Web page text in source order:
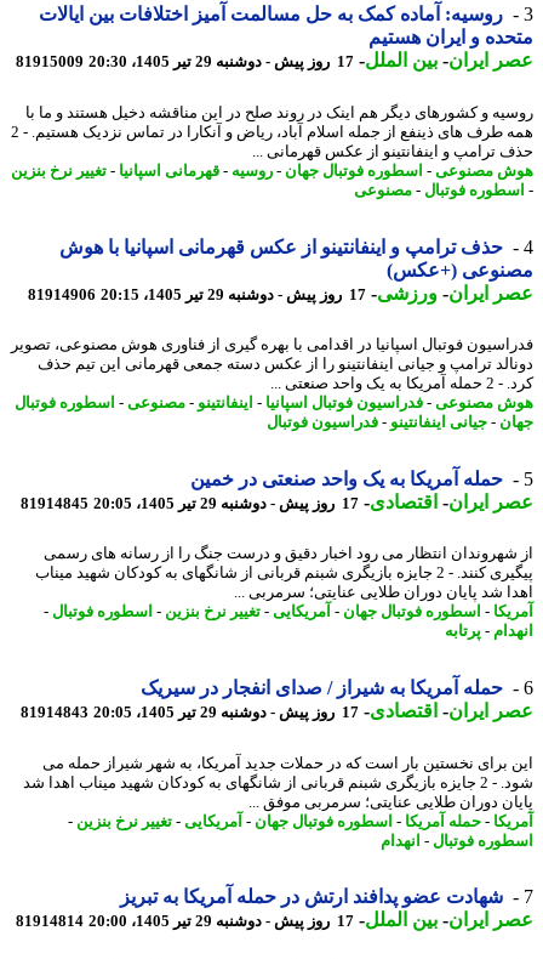
روسیه: آماده کمک به حل مسالمت آمیز اختلافات بین ایالات
و ایران هستیم
ایران- بین الملل-17 روز پیش - دوشنبه 29 تیر 1405، 20:30 81915009
و کشورهای دیگر هم اینک در روند صلح در این مناقشه دخیل هستند و ما با
همه طرف های ذینفع از جمله اسلام آباد، ریاض و آنکارا در تماس نزدیک هستیم. - 2
ترامپ و اینفانتینو از عکس قهرمانی ...
مصنوعی-اسطوره فوتبال جهان-روسیه-قهرمانی اسپانیا-تغییر نرخ بنزین
فوتبال-مصنوعی
حذف ترامپ و اینفانتینو از عکس قهرمانی اسپانیا با هوش
(+عکس)
ایران- ورزشی-17 روز پیش - دوشنبه 29 تیر 1405، 20:15 81914906
فوتبال اسپانیا در اقدامی با بهره گیری از فناوری هوش مصنوعی، تصویر
ترامپ و جیانی اینفانتینو را از عکس دسته جمعی قهرمانی این تیم حذف
یک واحد صنعتی ...
مصنوعی-فدراسیون فوتبال اسپانیا-اینفانتینو-مصنوعی-اسطوره فوتبال
-جیانی اینفانتینو-فدراسیون فوتبال
حمله آمریکا به یک واحد صنعتی در خمین
ایران- اقتصادی-17 روز پیش - دوشنبه 29 تیر 1405، 20:05 81914845
انتظار می رود اخبار دقیق و درست جنگ را از رسانه های رسمی
پیگیری کنند. - 2 جایزه بازیگری شبنم قربانی از شانگهای به کودکان شهید میناب
شد پایان دوران طلایی عنایتی؛ سرمربی ...
- اسطوره فوتبال جهان-آمریکایی-تغییر نرخ بنزین- اسطوره فوتبال-
-پرتابه
حمله آمریکا به شیراز / صدای انفجار در سیریک
ایران- اقتصادی-17 روز پیش - دوشنبه 29 تیر 1405، 20:05 81914843
برای نخستین بار است که در حملات جدید آمریکا، به شهر شیراز حمله می
شود. - 2 جایزه بازیگری شبنم قربانی از شانگهای به کودکان شهید میناب اهدا شد
دوران طلایی عنایتی؛ سرمربی موفق ...
- حمله آمریکا- اسطوره فوتبال جهان-آمریکایی-تغییر نرخ بنزین-
فوتبال-انهدام
شهادت عضو پدافند ارتش در حمله آمریکا به تبریز
ایران- بین الملل-17 روز پیش - دوشنبه 29 تیر 1405، 20:00 81914814